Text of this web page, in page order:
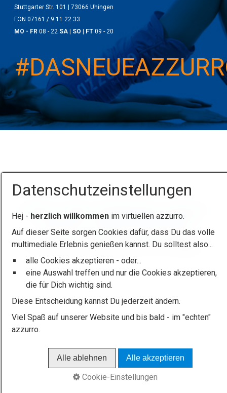
Stuttgarter Str. 101 | 73066 Uhingen
FON 07161 / 9 11 22 33
MO - FR 08 - 22 SA | SO | FT 09 - 20
© 2026 azzurro - das Sportstudio / HaJü Steger
Datenschutzeinstellungen
Hej - herzlich willkommen im virtuellen azzurro.
Auf dieser Seite sorgen Cookies dafür, dass Du das volle
multimediale Erlebnis genießen kannst. Du solltest also...
alle Cookies akzeptieren - oder...
eine Auswahl treffen und nur die Cookies akzeptieren,
die für Dich wichtig sind.
Diese Entscheidung kannst Du jederzeit ändern.
Viel Spaß auf unserer Website und bis bald - im "echten"
azzurro.
Alle ablehnen Alle akzeptieren
Cookie-Einstellungen